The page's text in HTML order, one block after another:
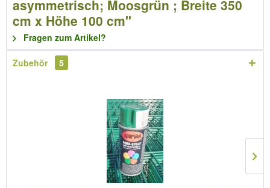
asymmetrisch; Moosgrün ; Breite 350
cm x Höhe 100 cm"
Fragen zum Artikel?
Zubehör 5